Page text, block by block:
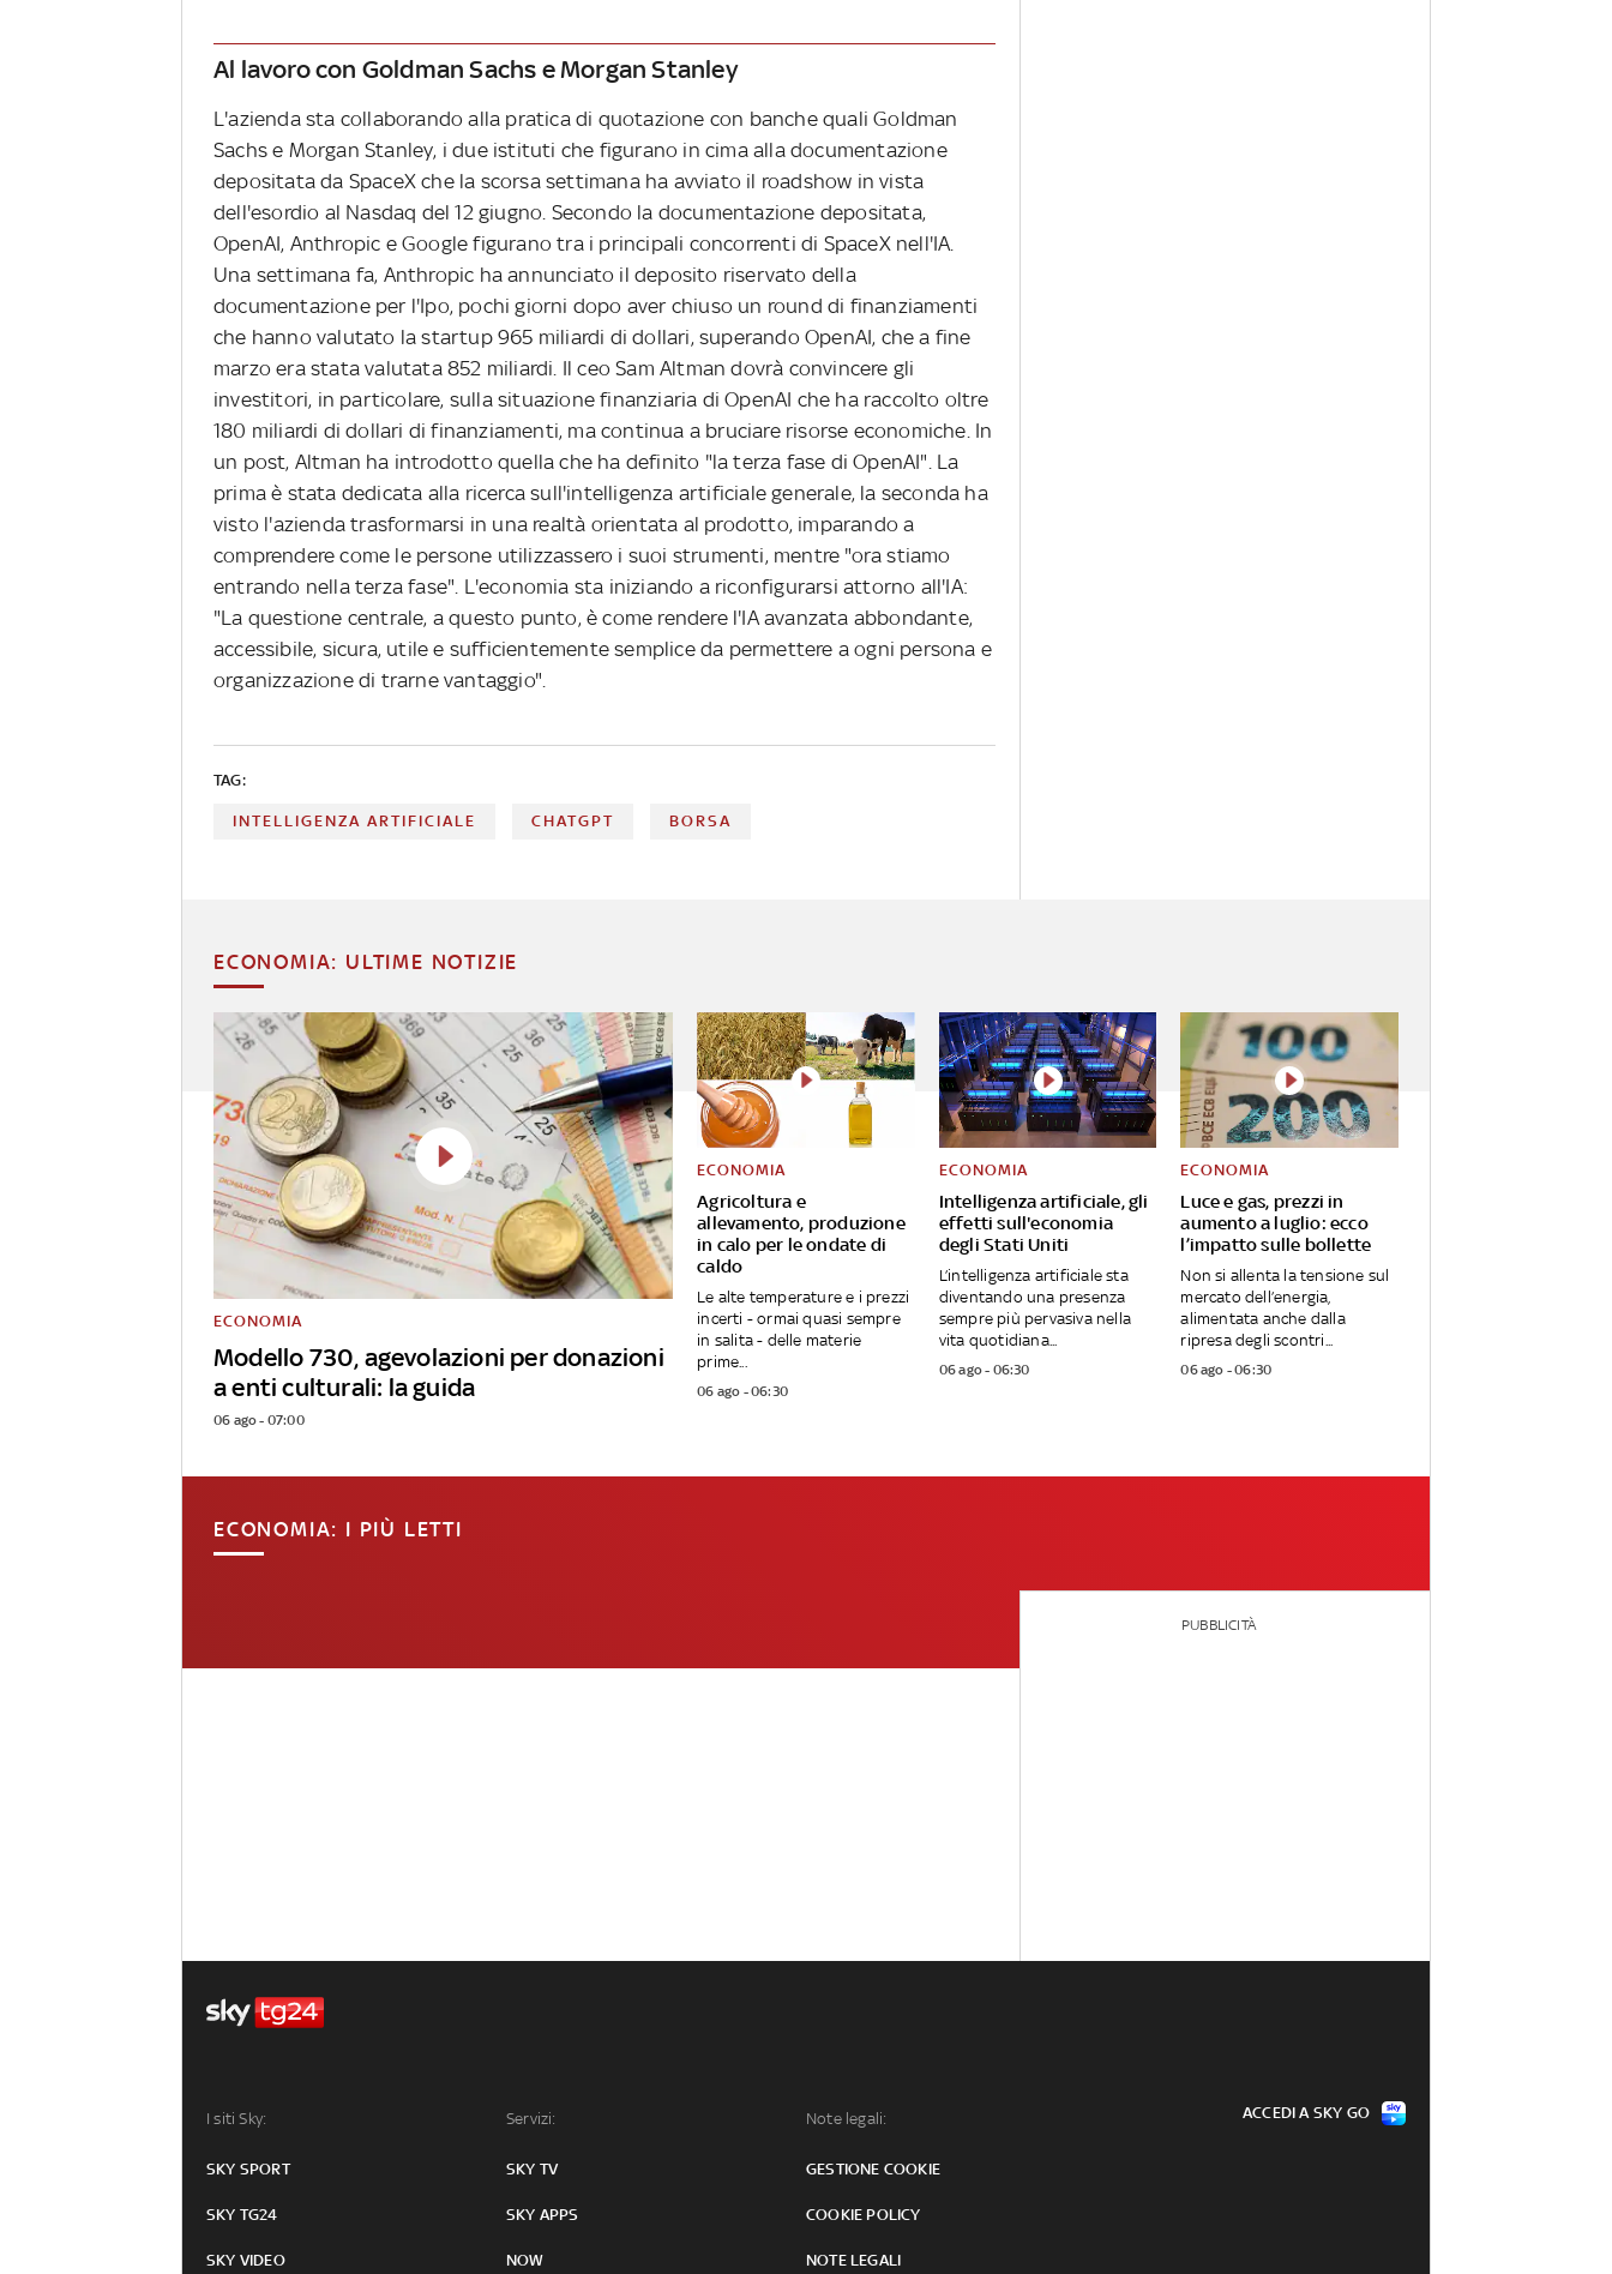
Al lavoro con Goldman Sachs e Morgan Stanley
L'azienda sta collaborando alla pratica di quotazione con banche quali Goldman
Sachs e Morgan Stanley, i due istituti che figurano in cima alla documentazione
depositata da SpaceX che la scorsa settimana ha avviato il roadshow in vista
dell'esordio al Nasdaq del 12 giugno. Secondo la documentazione depositata,
OpenAI, Anthropic e Google figurano tra i principali concorrenti di SpaceX nell'IA.
Una settimana fa, Anthropic ha annunciato il deposito riservato della
documentazione per l'Ipo, pochi giorni dopo aver chiuso un round di finanziamenti
che hanno valutato la startup 965 miliardi di dollari, superando OpenAI, che a fine
marzo era stata valutata 852 miliardi. Il ceo Sam Altman dovrà convincere gli
investitori, in particolare, sulla situazione finanziaria di OpenAI che ha raccolto oltre
180 miliardi di dollari di finanziamenti, ma continua a bruciare risorse economiche. In
un post, Altman ha introdotto quella che ha definito "la terza fase di OpenAI". La
prima è stata dedicata alla ricerca sull'intelligenza artificiale generale, la seconda ha
visto l'azienda trasformarsi in una realtà orientata al prodotto, imparando a
comprendere come le persone utilizzassero i suoi strumenti, mentre "ora stiamo
entrando nella terza fase". L'economia sta iniziando a riconfigurarsi attorno all'IA:
"La questione centrale, a questo punto, è come rendere l'IA avanzata abbondante,
accessibile, sicura, utile e sufficientemente semplice da permettere a ogni persona e
organizzazione di trarne vantaggio".
TAG:
INTELLIGENZA ARTIFICIALE CHATGPT BORSA
ECONOMIA: ULTIME NOTIZIE
Modello 730, agevolazioni per donazioni
a enti culturali: la guida
ECONOMIA
06 ago - 07:00
Agricoltura e
allevamento, produzione
in calo per le ondate di
caldo
ECONOMIA
Le alte temperature e i prezzi
incerti - ormai quasi sempre
in salita - delle materie
prime...
06 ago - 06:30
Intelligenza artificiale, gli
effetti sull'economia
degli Stati Uniti
ECONOMIA
L’intelligenza artificiale sta
diventando una presenza
sempre più pervasiva nella
vita quotidiana...
06 ago - 06:30
Luce e gas, prezzi in
aumento a luglio: ecco
l’impatto sulle bollette
ECONOMIA
Non si allenta la tensione sul
mercato dell’energia,
alimentata anche dalla
ripresa degli scontri...
06 ago - 06:30
ECONOMIA: I PIÙ LETTI
PUBBLICITÀ
I siti Sky:
SKY SPORT
SKY TG24
SKY VIDEO
Servizi:
SKY TV
SKY APPS
NOW
Note legali:
GESTIONE COOKIE
COOKIE POLICY
NOTE LEGALI
ACCEDI A SKY GO